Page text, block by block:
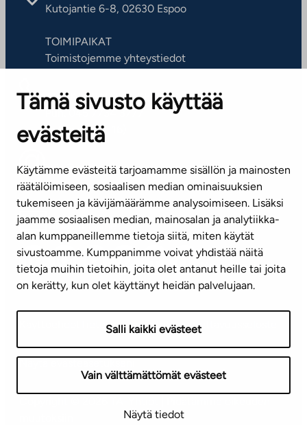
Tämä sivusto käyttää
evästeitä
Käytämme evästeitä tarjoamamme sisällön ja mainosten
räätälöimiseen, sosiaalisen median ominaisuuksien
tukemiseen ja kävijämäärämme analysoimiseen. Lisäksi
jaamme sosiaalisen median, mainosalan ja analytiikka-
alan kumppaneillemme tietoja siitä, miten käytät
sivustoamme. Kumppanimme voivat yhdistää näitä
tietoja muihin tietoihin, joita olet antanut heille tai joita
on kerätty, kun olet käyttänyt heidän palvelujaan.
Salli kaikki evästeet
Vain välttämättömät evästeet
Näytä tiedot
Kutojantie 6-8, 02630 Espoo
TOIMIPAIKAT
Toimistojemme yhteystiedot
ASIAKASPALVELUKESKUS
Puh. 045 7734 3777
(arkisin klo 8-16)
info@ta.fi
Tilaa uutiskirje
Mediapankki
TietosuojaselosteSaavutettavuusseloste